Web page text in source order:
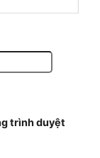
trình duyệt